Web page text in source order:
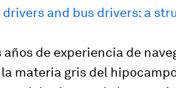
and bus drivers: a
años de experiencia de
materia gris del